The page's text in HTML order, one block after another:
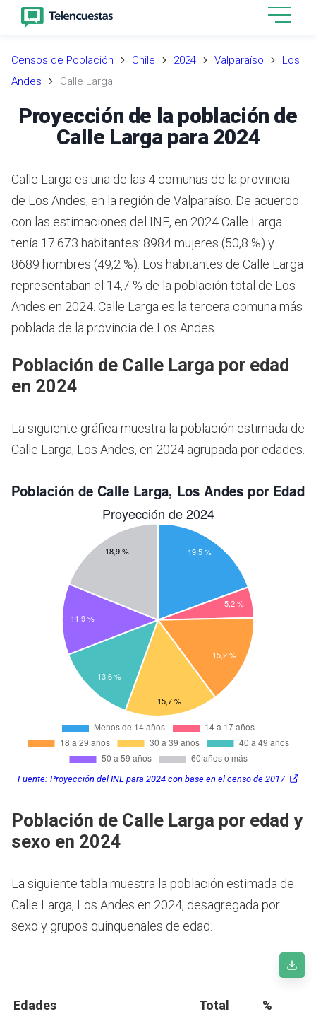
Censos de Población Chile 2024 Valparaíso
Los
Andes
Calle Larga
Proyección de la población de
Calle Larga para 2024
Calle Larga es una de las 4 comunas de la provincia
de Los Andes, en la región de Valparaíso. De acuerdo
con las estimaciones del INE, en 2024 Calle Larga
tenía 17.673 habitantes: 8984 mujeres (50,8 %) y
8689 hombres (49,2 %). Los habitantes de Calle Larga
representaban el 14,7 % de la población total de Los
Andes en 2024. Calle Larga es la tercera comuna más
poblada de la provincia de Los Andes.
Población de Calle Larga por edad
en 2024
La siguiente gráfica muestra la población estimada de
Calle Larga, Los Andes, en 2024 agrupada por edades.
Fuente: Proyección del INE para 2024 con base en el censo de 2017
Población de Calle Larga por edad y
sexo en 2024
La siguiente tabla muestra la población estimada de
Calle Larga, Los Andes en 2024, desagregada por
sexo y grupos quinquenales de edad.
Edades Total %